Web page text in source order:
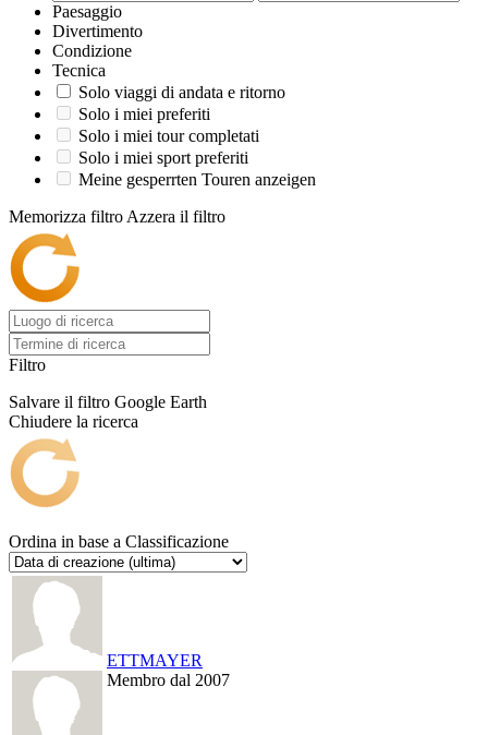
Paesaggio
Divertimento
Condizione
Tecnica
Solo viaggi di andata e ritorno
Solo i miei preferiti
Solo i miei tour completati
Solo i miei sport preferiti
Meine gesperrten Touren anzeigen
Memorizza filtro Azzera il filtro
Filtro
Salvare il filtro Google Earth
Chiudere la ricerca
Ordina in base a Classificazione
ETTMAYER
Membro dal 2007